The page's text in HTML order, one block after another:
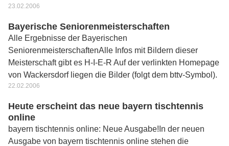
23.02.2006
Bayerische Seniorenmeisterschaften
Alle Ergebnisse der Bayerischen
SeniorenmeisterschaftenAlle Infos mit Bildern dieser
Meisterschaft gibt es H-I-E-R Auf der verlinkten Homepage
von Wackersdorf liegen die Bilder (folgt dem bttv-Symbol).
22.02.2006
Heute erscheint das neue bayern tischtennis
online
bayern tischtennis online: Neue Ausgabe!In der neuen
Ausgabe von bayern tischtennis online stehen die